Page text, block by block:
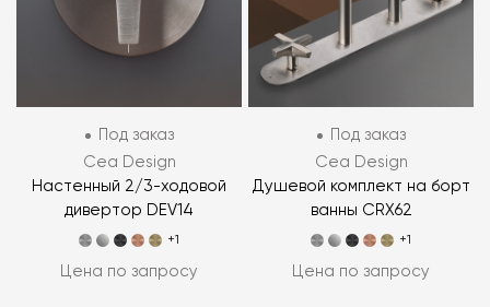
Под заказ
Cea Design
Настенный 2/3-ходовой
дивертор DEV14
+1
Цена по запросу
Под заказ
Cea Design
Душевой комплект на борт
ванны CRX62
+1
Цена по запросу